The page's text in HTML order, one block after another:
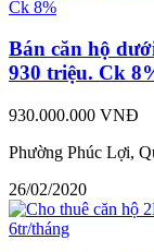
Bán căn hộ
930 triệu. Ck
930.000.000 VNĐ
Phường Phúc Lợi,
26/02/2020